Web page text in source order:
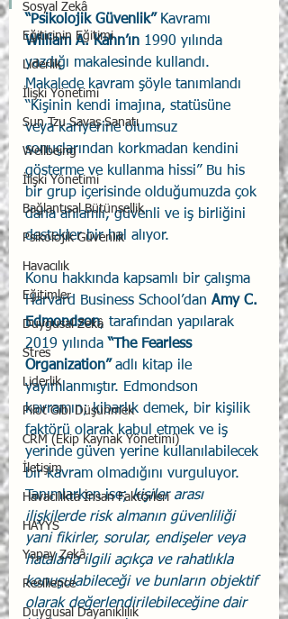
Sosyal Zekâ
Eğiticinin Eğitimi
Liderlik
İlişki Yönetimi
Sun Tzu Savaş Sanatı
Wellbeing
İlişki Yönetimi
Bağlantısal Bütünsellik
Psikolojik Güvenlik
Havacılık
Eğitimler
Duygusal Zekâ
Stres
Liderlik
Pilot Gibi Düşünmek
CRM (Ekip Kaynak Yönetimi)
İletişim
Havacılıkta İnsan Faktörleri
HAYYS
Yapay Zekâ
Resilience
Duygusal Dayanıklılık
“Psikolojik Güvenlik” Kavramı
William A. Kahn’ın 1990 yılında
yazdığı makalesinde kullandı.
Makalede kavram şöyle tanımlandı
“Kişinin kendi imajına, statüsüne
veya kariyerine olumsuz
sonuçlarından korkmadan kendini
gösterme ve kullanma hissi” Bu his
bir grup içerisinde olduğumuzda çok
daha anlamlı, güvenli ve iş birliğini
destekler bir hal alıyor.
Konu hakkında kapsamlı bir çalışma
Harvard Business School’dan Amy C.
Edmondson, tarafından yapılarak
2019 yılında “The Fearless
Organization” adlı kitap ile
yayımlanmıştır. Edmondson
kavramın; kibarlık demek, bir kişilik
faktörü olarak kabul etmek ve iş
yerinde güven yerine kullanılabilecek
bir kavram olmadığını vurguluyor.
Tanımlarken ise; kişiler arası
ilişkilerde risk almanın güvenliliği
yani fikirler, sorular, endişeler veya
hatalarla ilgili açıkça ve rahatlıkla
konuşulabileceği ve bunların objektif
olarak değerlendirilebileceğine dair